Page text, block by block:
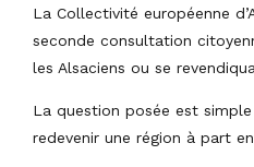
La Collectivité européenne
seconde consultation
les Alsaciens ou se
La question posée est
redevenir une région à part